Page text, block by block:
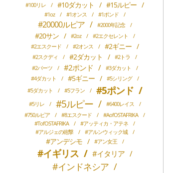
#100リレ / #10ダカット / #15ルピー /
#1oz / #1オンス / #1ポンド /
#20000ルピア / #2000年記念 /
#20サン / #2oz / #2エクセレント
/
#2エスクード
/ #2オンス / #2ギニー /
#2スクディ / #2ダカット / #2トラ
/
#2バーツ
/ #2ポンド / #3ダカット
/
#4ダカット
/ #5ギニー / #5シリング
/
#5ダカット
/ #5フラン / #5ポンド /
#5リレ / #5ルピー / #6400レイス
/
#750ルピア
/ #8エスクード / #AofOSTAFRIKA
/
#TofOSTAFRIKA
/ #アッティカ・アテネ
/
#アルジェの砲撃
/ #アルンウィック城 /
#アンデシモ / #アン女王 /
#イギリス / #イタリア /
#インドネシア /